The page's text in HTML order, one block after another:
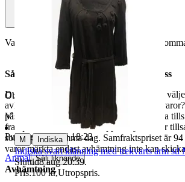
Varan är begagnad och defekter kan
Så här går det till när du handlar hos oss
Du betalar din order direkt på Tradera och
avhämtning. Vill du att vi samfraktar fler
på din Traderasida och vänta med att betala
fraktpriset. Vi samfraktar upp till fyra varor
som avslutas samma dag. Samfraktspriset är
varor märkta endast avhämtning inte kan
Avhämtning
Objektnr
730 640 923
Visningar
Publicerad 8 maj 18:23
Anmäl Sälj liknande
M | Indiska
Indiska svart klänning med trekvarts ärm stl
Sluttid8 aug 20:39.
Pris:100 kr,Utropspris.